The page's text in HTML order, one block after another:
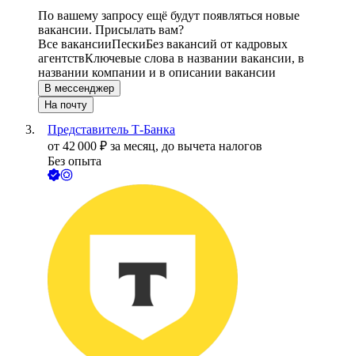
По вашему запросу ещё будут появляться новые
вакансии. Присылать вам?
Все вакансииПескиБез вакансий от кадровых
агентствКлючевые слова в названии вакансии, в
названии компании и в описании вакансии
В мессенджер
На почту
Представитель Т-Банка
от 42 000 ₽ за месяц, до вычета налогов
Без опыта